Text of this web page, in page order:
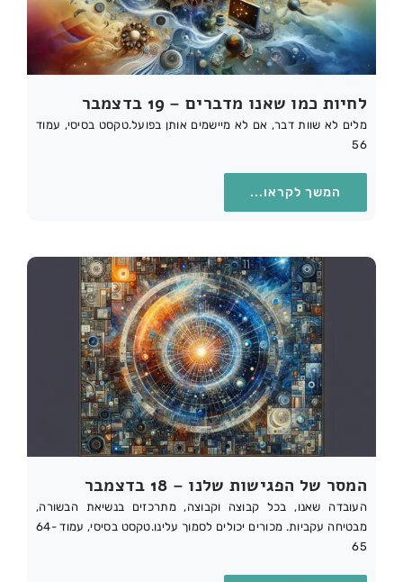
לחיות כמו שאנו מדברים – 19 בדצמבר
מלים לא שוות דבר, אם לא מיישמים אותן בפועל.טקסט בסיסי, עמוד
56
המשך לקראו...
המסר של הפגישות שלנו – 18 בדצמבר
העובדה שאנו, בכל קבוצה וקבוצה, מתרכזים בנשיאת הבשורה,
מבטיחה עקביות. מכורים יכולים לסמוך עלינו.טקסט בסיסי, עמוד 64-
65